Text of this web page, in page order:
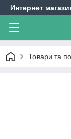
Интернет
Товари та